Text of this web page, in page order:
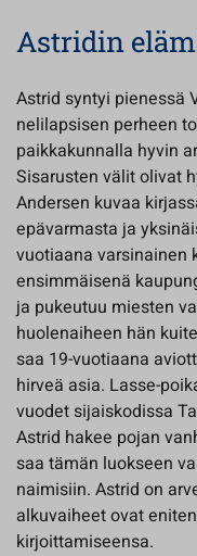
Astridin
Astrid syntyi pienessä
nelilapsisen perheen
paikkakunnalla hyvin
Sisarusten välit olivat
Andersen kuvaa
epävarmasta ja
vuotiaana varsinainen
ensimmäisenä
ja pukeutuu miesten
huolenaiheen hän
saa 19-vuotiaana
hirveä asia. Lasse-
vuodet sijaiskodissa
Astrid hakee pojan
saa tämän luokseen
naimisiin. Astrid on
alkuvaiheet ovat
kirjoittamiseensa.